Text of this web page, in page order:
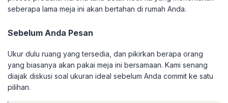
seberapa lama meja ini akan bertahan di rumah Anda.
Sebelum Anda Pesan
Ukur dulu ruang yang tersedia, dan pikirkan berapa orang
yang biasanya akan pakai meja ini bersamaan. Kami senang
diajak diskusi soal ukuran ideal sebelum Anda commit ke satu
pilihan.